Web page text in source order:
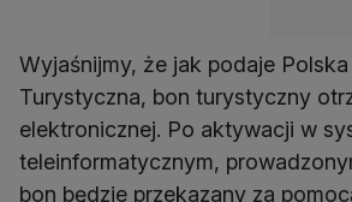
Wyjaśnijmy, że jak podaje
Turystyczna, bon turystyczny
elektronicznej. Po aktywacji w
teleinformatycznym,
bon będzie przekazany za